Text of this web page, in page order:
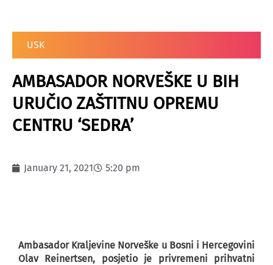
USK
AMBASADOR NORVEŠKE U BIH
URUČIO ZAŠTITNU OPREMU
CENTRU ‘SEDRA’
January 21, 2021 5:20 pm
Ambasador Kraljevine Norveške u Bosni i Hercegovini
Olav Reinertsen, posjetio je privremeni prihvatni